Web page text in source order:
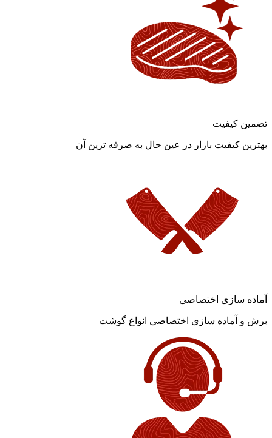
تضمین کیفیت
بهترین کیفیت بازار در عین حال به صرفه ترین آن
آماده سازی اختصاصی
برش و آماده سازی اختصاصی انواع گوشت